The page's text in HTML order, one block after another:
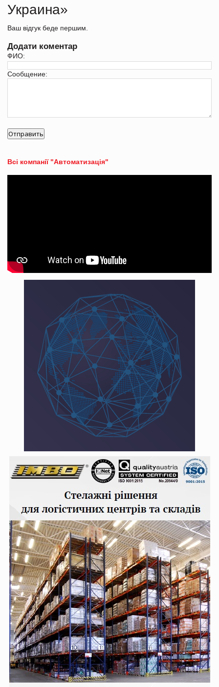
Украина»
Ваш відгук беде першим.
Додати коментар
ФИО:
Сообщение:
Всі компанії "Автоматизація"